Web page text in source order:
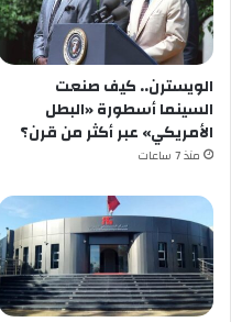
الويسترن.. كيف صنعت
السينما أسطورة «البطل
الأمريكي» عبر أكثر من قرن؟
منذ 7 ساعات